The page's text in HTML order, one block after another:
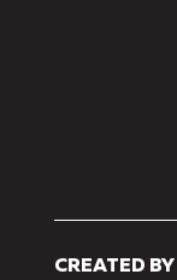
CREATED